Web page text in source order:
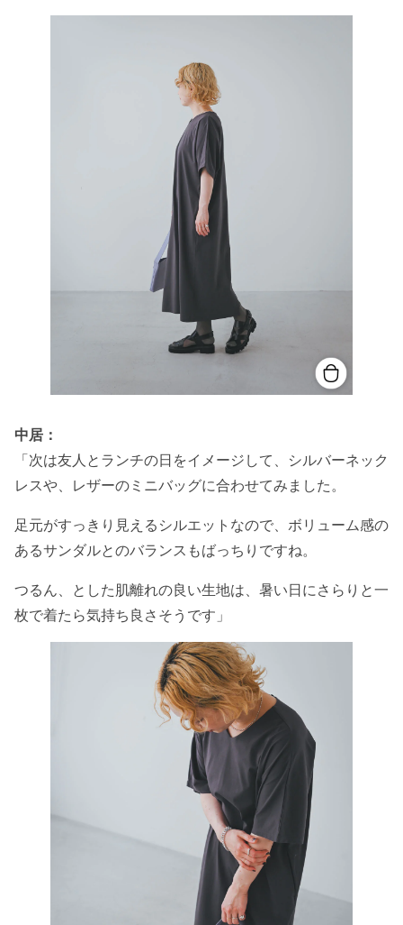
中居：
「次は友人とランチの日をイメージして、シルバーネック
レスや、レザーのミニバッグに合わせてみました。
足元がすっきり見えるシルエットなので、ボリューム感の
あるサンダルとのバランスもばっちりですね。
つるん、とした肌離れの良い生地は、暑い日にさらりと一
枚で着たら気持ち良さそうです」